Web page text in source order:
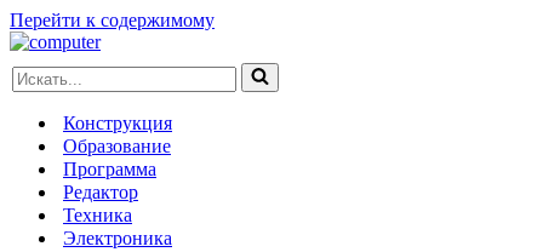
Перейти к содержимому
Искать...
Конструкция
Образование
Программа
Редактор
Техника
Электроника